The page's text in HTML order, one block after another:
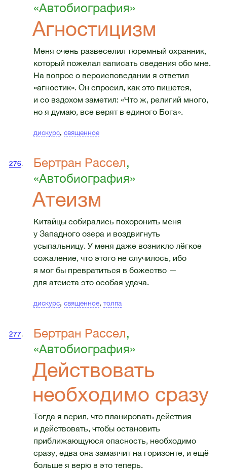
«Автобиография»
Агностицизм
Меня очень развеселил тюремный охранник,
который пожелал записать сведения обо мне.
На вопрос о вероисповедании я ответил
«агностик». Он спросил, как это пишется,
и со вздохом заметил: «Что ж, религий много,
но я думаю, все верят в единого Бога».
дискурс,священное
276. Бертран Рассел,
«Автобиография»
Атеизм
Китайцы собирались похоронить меня
у Западного озера и воздвигнуть
усыпальницу. У меня даже возникло лёгкое
сожаление, что этого не случилось, ибо
я мог бы превратиться в божество —
для атеиста это особая удача.
дискурс,священное,толпа
277. Бертран Рассел,
«Автобиография»
Действовать
необходимо сразу
Тогда я верил, что планировать действия
и действовать, чтобы остановить
приближающуюся опасность, необходимо
сразу, едва она замаячит на горизонте, и ещё
больше я верю в это теперь.